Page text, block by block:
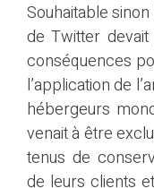
Souhaitable
de Twitter
conséquences
l’application de
hébergeurs
venait à être
tenus de
de leurs clients